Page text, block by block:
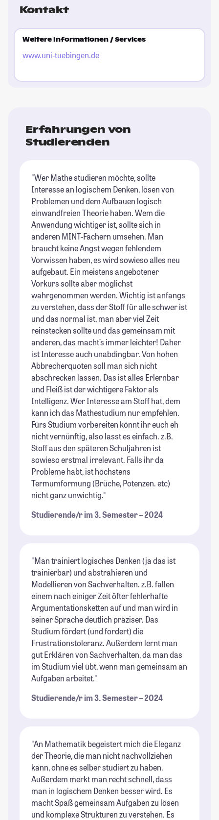
Kontakt
Weitere Informationen / Services
www.uni-tuebingen.de
Erfahrungen von
Studierenden
"Wer Mathe studieren möchte, sollte
Interesse an logischem Denken, lösen von
Problemen und dem Aufbauen logisch
einwandfreien Theorie haben. Wem die
Anwendung wichtiger ist, sollte sich in
anderen MINT-Fächern umsehen. Man
braucht keine Angst wegen fehlendem
Vorwissen haben, es wird sowieso alles neu
aufgebaut. Ein meistens angebotener
Vorkurs sollte aber möglichst
wahrgenommen werden. Wichtig ist anfangs
zu verstehen, dass der Stoff für alle schwer ist
und das normal ist, man aber viel Zeit
reinstecken sollte und das gemeinsam mit
anderen, das macht’s immer leichter! Daher
ist Interesse auch unabdingbar. Von hohen
Abbrecherquoten soll man sich nicht
abschrecken lassen. Das ist alles Erlernbar
und Fleiß ist der wichtigere Faktor als
Intelligenz. Wer Interesse am Stoff hat, dem
kann ich das Mathestudium nur empfehlen.
Fürs Studium vorbereiten könnt ihr euch eh
nicht vernünftig, also lasst es einfach. z.B.
Stoff aus den späteren Schuljahren ist
sowieso erstmal irrelevant. Falls ihr da
Probleme habt, ist höchstens
Termumformung (Brüche, Potenzen. etc)
nicht ganz unwichtig."
Studierende/r im 3. Semester – 2024
"Man trainiert logisches Denken (ja das ist
trainierbar) und abstrahieren und
Modellieren von Sachverhalten. z.B. fallen
einem nach einiger Zeit öfter fehlerhafte
Argumentationsketten auf und man wird in
seiner Sprache deutlich präziser. Das
Studium fördert (und fordert) die
Frustrationstoleranz. Außerdem lernt man
gut Erklären von Sachverhalten, da man das
im Studium viel übt, wenn man gemeinsam an
Aufgaben arbeitet."
Studierende/r im 3. Semester – 2024
"An Mathematik begeistert mich die Eleganz
der Theorie, die man nicht nachvollziehen
kann, ohne es selber studiert zu haben.
Außerdem merkt man recht schnell, dass
man in logischem Denken besser wird. Es
macht Spaß gemeinsam Aufgaben zu lösen
und komplexe Strukturen zu verstehen. Es